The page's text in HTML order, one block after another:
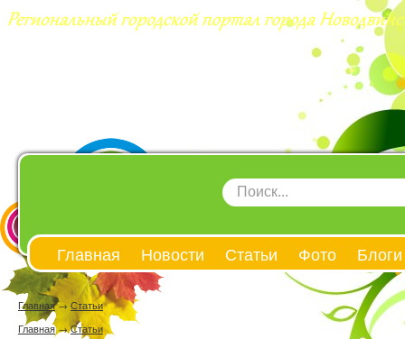
Главная Новости Статьи Фото Блоги
Главная→ Статьи
Главная→Статьи